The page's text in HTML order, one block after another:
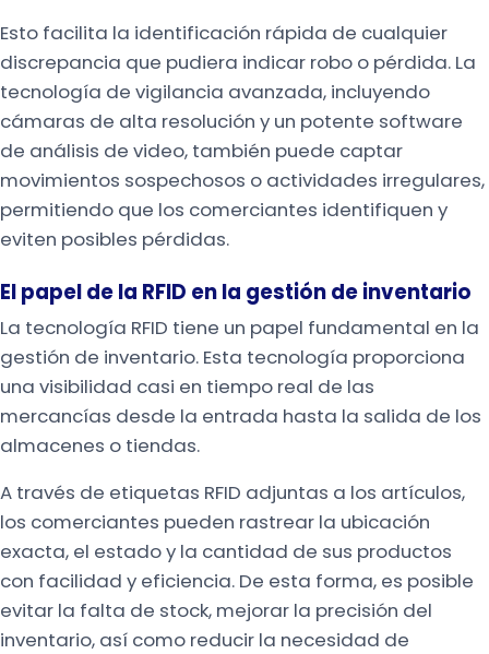
Esto facilita la identificación rápida de cualquier
discrepancia que pudiera indicar robo o pérdida. La
tecnología de vigilancia avanzada, incluyendo
cámaras de alta resolución y un potente software
de análisis de video, también puede captar
movimientos sospechosos o actividades irregulares,
permitiendo que los comerciantes identifiquen y
eviten posibles pérdidas.
El papel de la RFID en la gestión de inventario
La tecnología RFID tiene un papel fundamental en la
gestión de inventario. Esta tecnología proporciona
una visibilidad casi en tiempo real de las
mercancías desde la entrada hasta la salida de los
almacenes o tiendas.
A través de etiquetas RFID adjuntas a los artículos,
los comerciantes pueden rastrear la ubicación
exacta, el estado y la cantidad de sus productos
con facilidad y eficiencia. De esta forma, es posible
evitar la falta de stock, mejorar la precisión del
inventario, así como reducir la necesidad de